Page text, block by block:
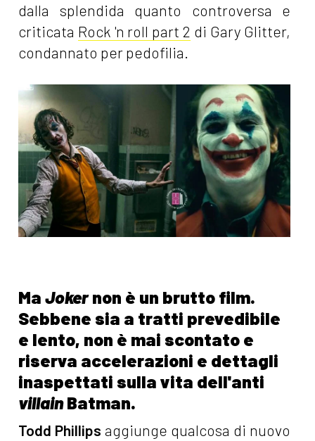
dalla splendida quanto controversa e
criticata Rock 'n roll part 2 di Gary Glitter,
condannato per pedofilia.
MaJokernon è un brutto film.
Sebbene sia a tratti prevedibile
e lento, non è mai scontato e
riserva accelerazioni e dettagli
inaspettati sulla vita dell'anti
villainBatman.
Todd Phillips aggiunge qualcosa di nuovo